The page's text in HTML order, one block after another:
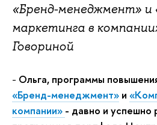
«Бренд-менеджмент» и
маркетинга в
Говориной
- Ольга, программы
«Бренд-менеджмент» и
компании» - давно и успешно